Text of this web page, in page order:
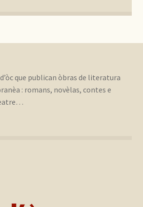
que publican òbras de literatura
: romans, novèlas, contes e